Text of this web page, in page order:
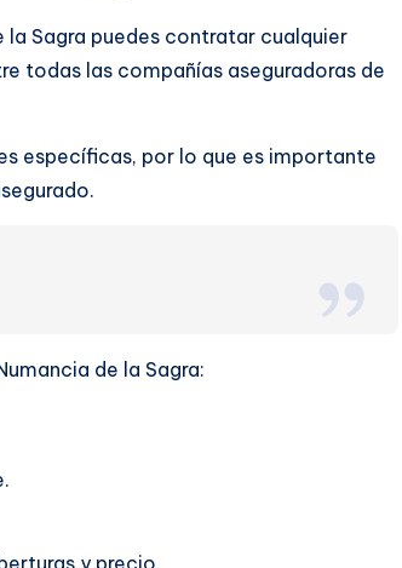
la Sagra puedes contratar cualquier
todas las compañías aseguradoras de
específicas, por lo que es importante
de la Sagra:
y precio.